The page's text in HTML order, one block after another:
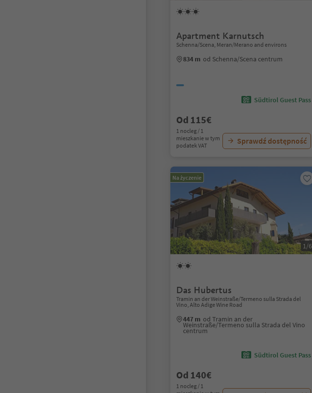
Apartment Karnutsch
Schenna/Scena, Meran/Merano and environs
834 m od Schenna/Scena centrum
Südtirol Guest Pass
Od 115€
1 nocleg / 1
mieszkanie w tym
podatek VAT
Sprawdź dostępność
Na życzenie
1/6
Das Hubertus
Tramin an der Weinstraße/Termeno sulla Strada del
Vino, Alto Adige Wine Road
447 m od Tramin an der
Weinstraße/Termeno sulla Strada del Vino
centrum
Südtirol Guest Pass
Od 140€
1 nocleg / 1